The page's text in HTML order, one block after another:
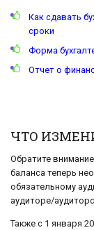
Как сдавать
сроки
Форма
Отчет о
ЧТО
Обратите
баланса теперь
обязательному
аудиторе/
Также с 1 января